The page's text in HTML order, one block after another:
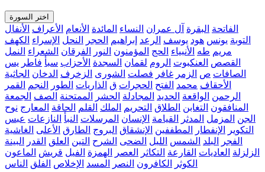
اختر السورة
الفاتحة البقرة آل عمران النساء المائدة الأنعام الأعراف الأنفال
التوبة يونس هود يوسف الرعد إبراهيم الحجر النحل الإسراء الكهف
مريم طه الأنبياء الحج المؤمنون النور الفرقان الشعراء النمل
القصص العنكبوت الروم لقمان السجدة الأحزاب سبأ فاطر يس
الصافات ص الزمر غافر فصلت الشورى الزخرف الدخان الجاثية
الأحقاف محمد الفتح الحجرات ق الذاريات الطور النجم
القمر
الرحمن الواقعة الحديد المجادلة الحشر الممتحنة الصف الجمعة
المنافقون التغابن الطلاق التحريم الملك القلم الحاقة المعارج نوح
الجن المزمل المدثر القيامة الإنسان المرسلات النبأ النازعات عبس
التكوير
الإنفطار المطففين الإنشقاق البروج الطارق الأعلى الغاشية
الفجر
البلد الشمس الليل الضحى الشرح التين العلق القدر
البينة
الزلزلة العاديات القارعة التكاثر العصر الهمزة الفيل قريش الماعون
الكوثر
الكافرون النصر المسد الإخلاص الفلق الناس